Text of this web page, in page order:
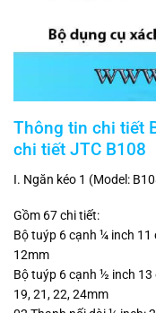
Thông tin chi tiết
chi tiết JTC B108
I. Ngăn kéo 1 (Model:
Gồm 67 chi tiết:
Bộ tuýp 6 cạnh ¼ inch 11
12mm
Bộ tuýp 6 cạnh ½ inch 13
19, 21, 22, 24mm